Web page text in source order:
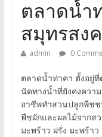
ตลาดน้ำ
สมุทรสง
admin 0
ตลาดน้ำท่าคา ตั้งอยู่
นัดทางน้ำที่ยังคงควา
อาชีพทำสวนปลูกพืชช
พืชผักและผลไม้จากส
มะพร้าว ฝรั่ง มะพร้า